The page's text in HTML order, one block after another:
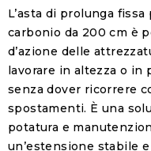
L’asta di prolunga
carbonio da 200 cm è
d’azione delle
lavorare in altezza o in
senza dover ricorrere
spostamenti. È una
potatura e
un’estensione stabile